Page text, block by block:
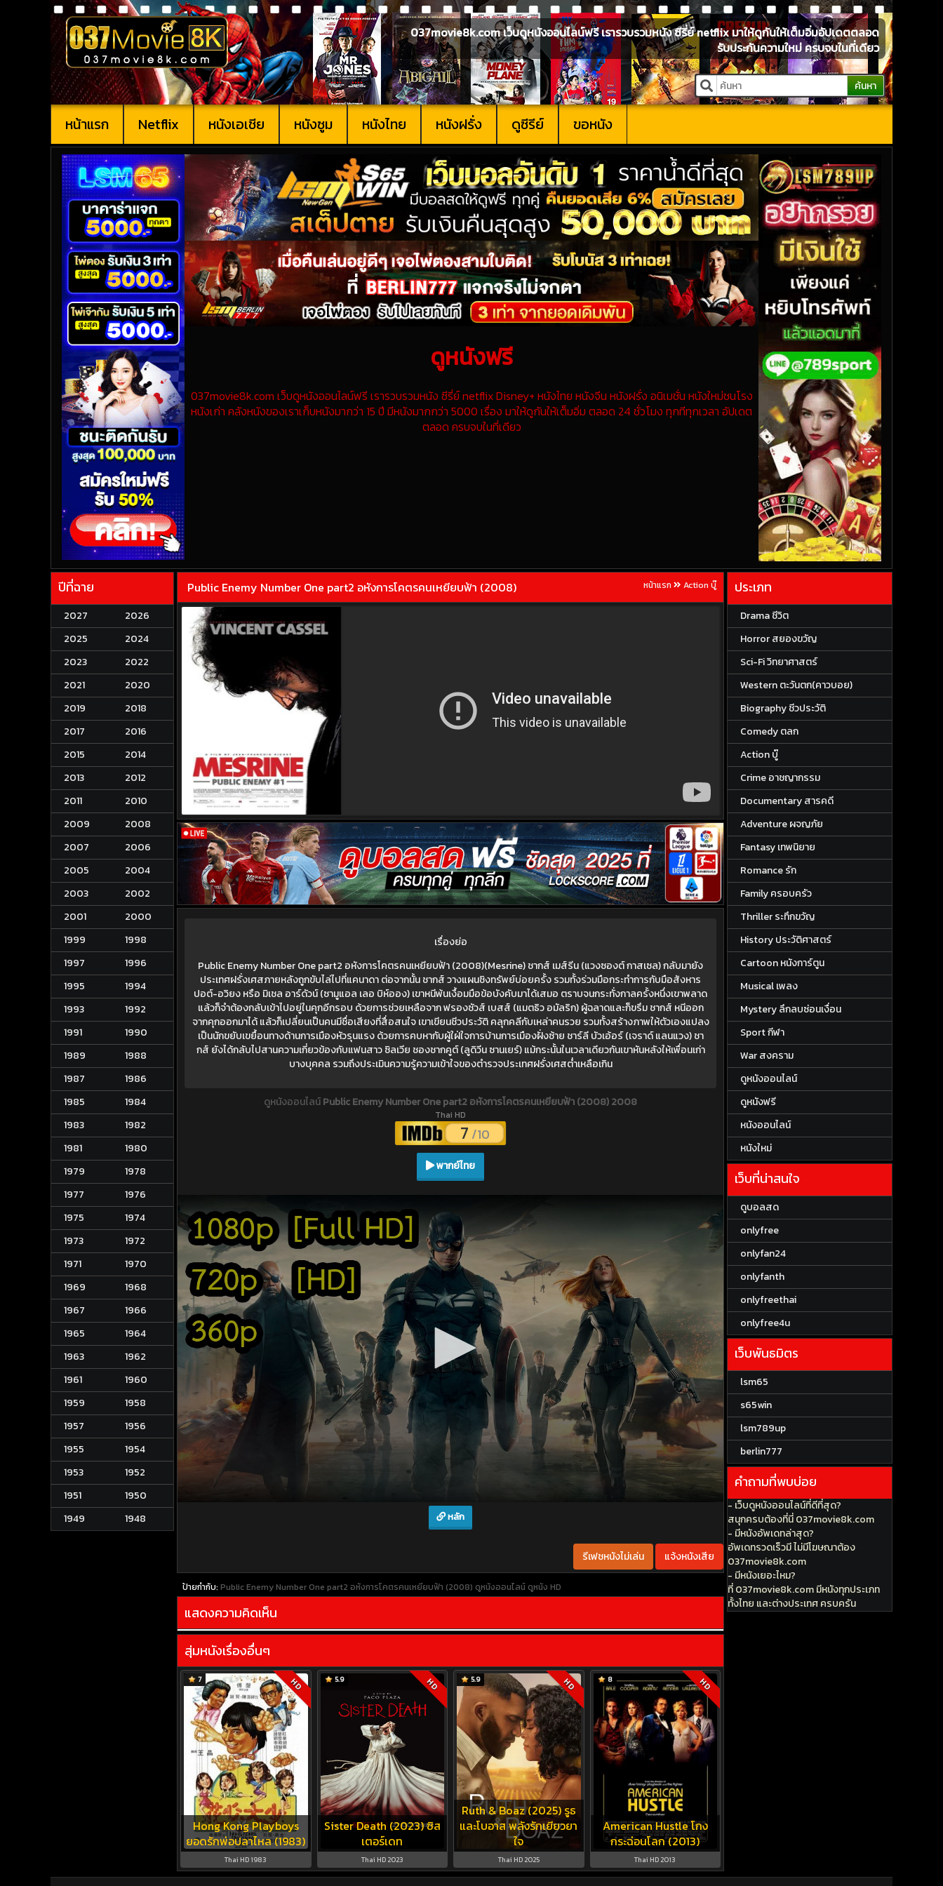
037movie8k.com เว็บดูหนังออนไลน์ฟรี เรารวบรวมหนัง ซีรี่ย์ netflix มาให้ดูกันให้เต็มอิ่มอัปเดตตลอด
รับประกันความใหม่ ครบจบในที่เดียว
ค้นหา
หน้าแรก Netflix หนังเอเชีย หนังซูม หนังไทย หนังฝรั่ง ดูซีรีย์ ขอหนัง
ดูหนังฟรี
037movie8k.com เว็บดูหนังออนไลน์ฟรี เรารวบรวมหนัง ซีรี่ย์ netflix Disney+ หนังไทย หนังจีน หนังฝรั่ง อนิเมชั่น หนังใหม่ชนโรง
หนังเก่า คลังหนังของเราเก็บหนังมากว่า 15 ปี มีหนังมากกว่า 5000 เรื่อง มาให้ดูกันให้เต็มอิ่ม ตลอด 24 ชั่วโมง ทุกทีทุกเวลา อัปเดต
ตลอด ครบจบในที่เดียว
ปีที่ฉาย
2027
2026
2025
2024
2023
2022
2021
2020
2019
2018
2017
2016
2015
2014
2013
2012
2011
2010
2009
2008
2007
2006
2005
2004
2003
2002
2001
2000
1999
1998
1997
1996
1995
1994
1993
1992
1991
1990
1989
1988
1987
1986
1985
1984
1983
1982
1981
1980
1979
1978
1977
1976
1975
1974
1973
1972
1971
1970
1969
1968
1967
1966
1965
1964
1963
1962
1961
1960
1959
1958
1957
1956
1955
1954
1953
1952
1951
1950
1949
1948
Public Enemy Number One part2 อหังการโคตรคนเหยียบฟ้า (2008) หน้าแรก Action บู๊
เรื่องย่อ
Public Enemy Number One part2 อหังการโคตรคนเหยียบฟ้า (2008)(Mesrine) ชากส์ เมส์รีน (แวงซองต์ กาสเซล) กลับมายัง
ประเทศฝรั่งเศสภายหลังถูกขับไล่ไปที่แคนาดา ต่อจากนั้น ชากส์ วางแผนชิงทรัพย์บ่อยครั้ง รวมทั้งร่วมมือกระทำการกับมือสังหาร
ปอต์-อวิยง หรือ มิเชล อาร์ดัวน์ (ซามูแอล เลอ บิห์ออง) เขาหนีพ้นเงื้อมมือข้อบังคับมาได้เสมอ ตราบจนกระทั่งกาลครั้งหนึ่งเขาพลาด
แล้วก็จำต้องกลับเข้าไปอยู่ในคุกอีกรอบ ด้วยการช่วยเหลือจาก ฟรองซัวส์ เบสส์ (แมตธิว อมัลริก) ผู้ฉลาดและก็ขรึม ชากส์ หนีออก
จากคุกออกมาได้ แล้วก็เปลี่ยนเป็นคนมีชื่อเสียงที่สื่อสนใจ เขาเขียนชีวประวัติ คลุกคลีกับเหล่าคนรวย รวมทั้งสร้างภาพให้ตัวเองแปลง
เป็นนักขยับเขยื้อนทางด้านการเมืองหัวรุนแรง ด้วยการคบหากับผู้ใฝ่ใจการบ้านการเมืองฝั่งซ้าย ชาร์ลี บัวเอ้อร์ (เจราด์ แลนแวง) ชา
กส์ ยังได้กลับไปสานความเกี่ยวข้องกับแฟนสาว ซิลเวีย ชองชากคูต์ (ลูดิวีน ซานเยร์) แม้กระนั้นในเวลาเดียวกันเขาหันหลังให้เพื่อนเก่า
บางบุคคล รวมถึงประเมินความรู้ความเข้าใจของตำรวจประเทศฝรั่งเศสต่ำเหลือเกิน
ดูหนังออนไลน์Public Enemy Number One part2 อหังการโคตรคนเหยียบฟ้า (2008) 2008
Thai HD
7 /10
พากย์ไทย
หลัก
รีเฟชหนังไม่เล่น แจ้งหนังเสีย
ป้ายกำกับ: Public Enemy Number One part2 อหังการโคตรคนเหยียบฟ้า (2008) ดูหนังออนไลน์ ดูหนัง HD
แสดงความคิดเห็น
สุ่มหนังเรื่องอื่นๆ
Hong Kong Playboys
ยอดรักพ่อปลาไหล (1983)
7 HD
Thai HD 1983
Sister Death (2023) ซิส
เตอร์เดท
5.9 HD
Thai HD 2023
Ruth & Boaz (2025) รูธ
และโบอาส พลังรักเยียวยา
ใจ
5.9 HD
Thai HD 2025
American Hustle โกง
กระฉ่อนโลก (2013)
8 HD
Thai HD 2013
ประเภท
Drama ชีวิต
Horror สยองขวัญ
Sci-Fi วิทยาศาสตร์
Western ตะวันตก(คาวบอย)
Biography ชีวประวัติ
Comedy ตลก
Action บู๊
Crime อาชญากรรม
Documentary สารคดี
Adventure ผจญภัย
Fantasy เทพนิยาย
Romance รัก
Family ครอบครัว
Thriller ระทึกขวัญ
History ประวัติศาสตร์
Cartoon หนังการ์ตูน
Musical เพลง
Mystery ลึกลบซ่อนเงื่อน
Sport กีฬา
War สงคราม
ดูหนังออนไลน์
ดูหนังฟรี
หนังออนไลน์
หนังใหม่
เว็บที่น่าสนใจ
ดูบอลสด
onlyfree
onlyfan24
onlyfanth
onlyfreethai
onlyfree4u
เว็บพันธมิตร
lsm65
s65win
lsm789up
berlin777
คำถามที่พบบ่อย
- เว็บดูหนังออนไลน์ที่ดีที่สุด?
สนุกครบต้องที่นี่ 037movie8k.com
- มีหนังอัพเดทล่าสุด?
อัพเดทรวดเร็วมี ไม่มีโฆษณาต้อง
037movie8k.com
- มีหนังเยอะไหม?
ที่ 037movie8k.com มีหนังทุกประเภท
ทั้งไทย และต่างประเทศ ครบครัน